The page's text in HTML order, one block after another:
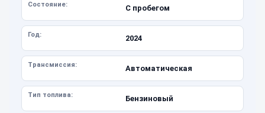
Состояние: С пробегом
Год: 2024
Трансмиссия: Автоматическая
Тип топлива: Бензиновый